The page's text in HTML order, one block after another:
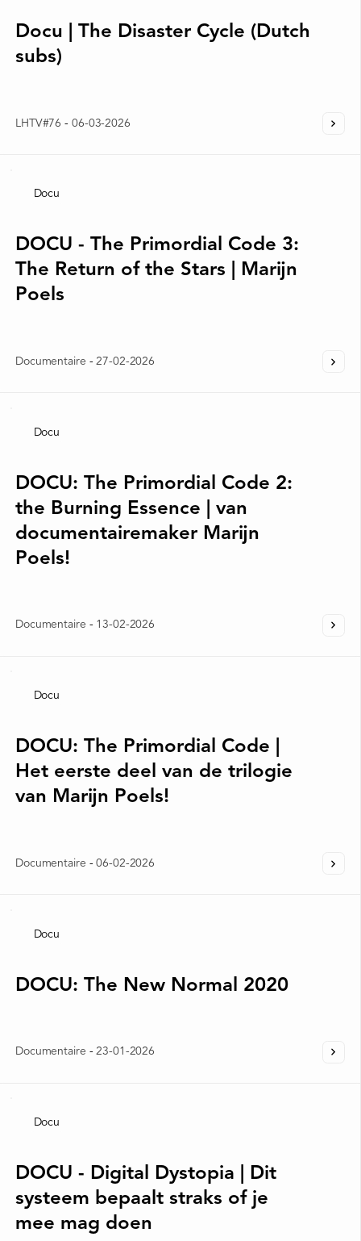
Docu | The Disaster Cycle (Dutch
subs)
LHTV#76 - 06-03-2026
Docu
DOCU - The Primordial Code 3:
The Return of the Stars | Marijn
Poels
Documentaire - 27-02-2026
Docu
DOCU: The Primordial Code 2:
the Burning Essence | van
documentairemaker Marijn
Poels!
Documentaire - 13-02-2026
Docu
DOCU: The Primordial Code |
Het eerste deel van de trilogie
van Marijn Poels!
Documentaire - 06-02-2026
Docu
DOCU: The New Normal 2020
Documentaire - 23-01-2026
Docu
DOCU - Digital Dystopia | Dit
systeem bepaalt straks of je
mee mag doen